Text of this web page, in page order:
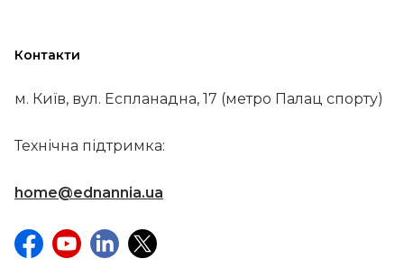
Контакти
м. Київ, вул. Еспланадна, 17 (метро Палац спорту)
Технічна підтримка:
home@ednannia.ua